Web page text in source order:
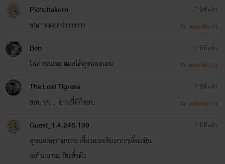
Pichchakorn
ขอภาคต่อคร่าาาาาาา
7 ปีที่แล้ว
ตอบกลับ (1)
Beb
ไล่อ่านนะคะ​ แต่งได้สุดยอดเลย​
7 ปีที่แล้ว
ตอบกลับ (1)
The Lost Tigress
ชอบๆๆ... อ่านกี่ทีก็ชอบ
7 ปีที่แล้ว
ตอบกลับ (1)
Guest_1.4.246.139
สุดยอกความกวน เดี๋ยวเถอะจับมากๆเดี๋ยวมัน
จะกินเอานะ กินทั้งตัว
7 ปีที่แล้ว